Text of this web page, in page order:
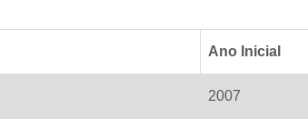
Ano Inicial
2007